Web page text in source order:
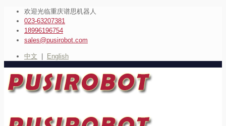
欢迎光临重庆谱思机器人
023-63207381
18996196754
sales@pusirobot.com
中文 English